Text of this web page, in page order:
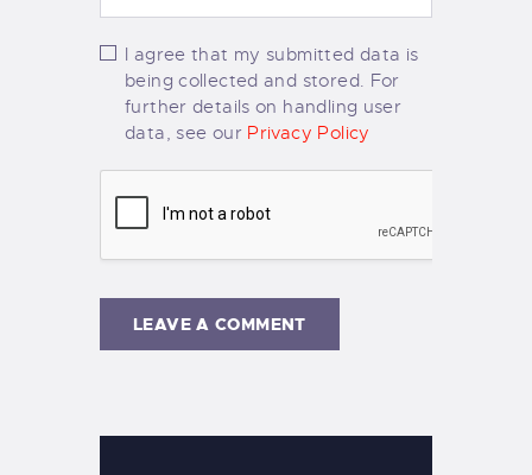
I agree that my submitted data is
being collected and stored. For
further details on handling user
data, see our Privacy Policy